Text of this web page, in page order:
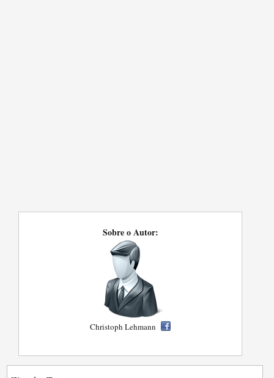
Sobre o Autor:
Christoph Lehmann